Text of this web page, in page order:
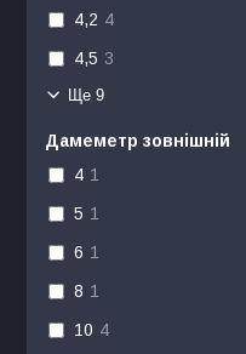
4,2 4
4,5 3
Ще 9
Дамеметр зовнішній
4 1
5 1
6 1
8 1
10 4